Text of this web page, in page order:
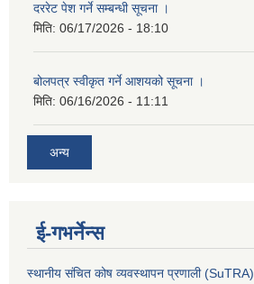
दररेट पेश गर्ने सम्बन्धी सूचना ।
मिति: 06/17/2026 - 18:10
बोलपत्र स्वीकृत गर्ने आशयको सूचना ।
मिति: 06/16/2026 - 11:11
अन्य
ई-गभर्नेन्स
स्थानीय संचित कोष व्यवस्थापन प्रणाली (SuTRA)